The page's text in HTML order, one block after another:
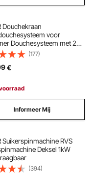
Douchekraan
voor
Douchesysteem met 229
Regendouchekop &
Wandgemonteerde
met Messing Klep
Mat Zwart
(177)
€
Informeer Mij
Suikerspinmachine RVS
Deksel 1kW
(394)